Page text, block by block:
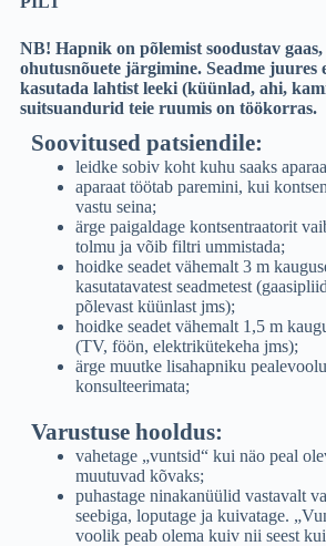
NB! Hapnik on põlemist soodustav gaas,
ohutusnõuete järgimine. Seadme juures
kasutada lahtist leeki (küünlad, ahi,
suitsuandurid teie ruumis on töökorras.
Soovitused patsiendile:
leidke sobiv koht kuhu saaks
aparaat töötab paremini, kui
vastu seina;
ärge paigaldage kontsentraatorit
tolmu ja võib filtri ummistada;
hoidke seadet vähemalt 3 m
kasutatavatest seadmetest
põlevast küünlast jms);
hoidke seadet vähemalt 1,5 m
(TV, föön, elektrikütekeha jms);
ärge muutke lisahapniku
konsulteerimata;
Varustuse hooldus:
vahetage „vuntsid“ kui näo peal
muutuvad kõvaks;
puhastage ninakanüülid vastavalt
seebiga, loputage ja kuivatage.
voolik peab olema kuiv nii seest